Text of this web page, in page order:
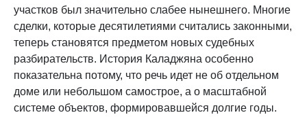
участков был значительно слабее нынешнего. Многие
сделки, которые десятилетиями считались законными,
теперь становятся предметом новых судебных
разбирательств. История Каладжяна особенно
показательна потому, что речь идет не об отдельном
доме или небольшом самострое, а о масштабной
системе объектов, формировавшейся долгие годы.